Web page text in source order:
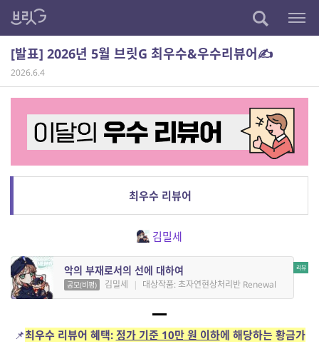
[발표] 2026년 5월 브릿G 최우수&우수리뷰어✍️
2026.6.4
최우수 리뷰어
김밀세
악의 부재로서의 선에 대하여
공모(비평) 김밀세 | 대상작품: 초자연현상처리반 Renewal
📌최우수 리뷰어 혜택: 정가 기준 10만 원 이하에 해당하는 황금가